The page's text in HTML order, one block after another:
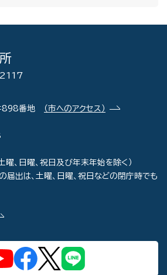
898番地
（市へのアクセス）
、日曜、祝日及び年末年始を除く）
出は、土曜、日曜、祝日などの閉庁時でも